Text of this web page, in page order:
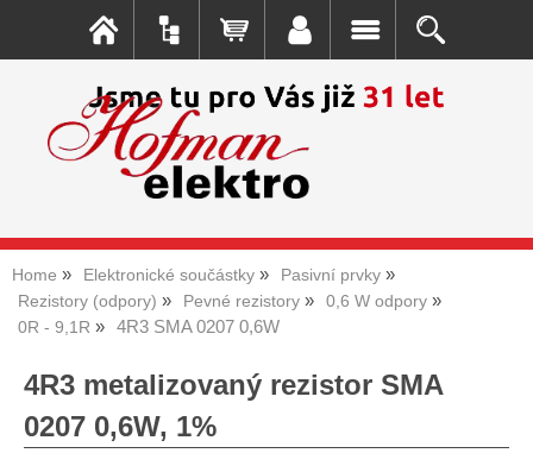
Home Elektronické součástky
Pasivní prvky
Rezistory (odpory)
Pevné rezistory
0,6 W odpory
0R - 9,1R
4R3 SMA 0207 0,6W
4R3 metalizovaný rezistor SMA
0207 0,6W, 1%